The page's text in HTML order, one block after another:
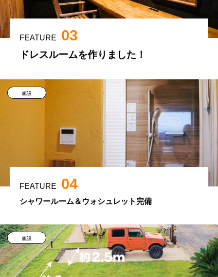
FEATURE 03
ドレスルームを作りました！
施設
FEATURE 04
シャワールーム＆ウォシュレット完備
施設